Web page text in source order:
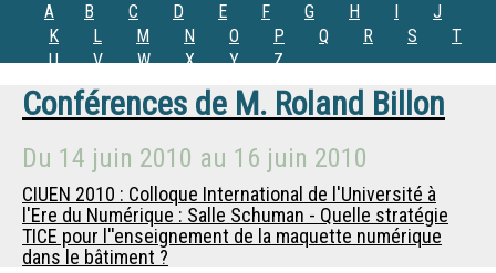
A B C D E F G H I
J
K
L M N O P Q R S
T
U
V W X Y Z
Conférences de M. Roland Billon
Du 14 juin 2010 au 16 juin 2010
CIUEN 2010 : Colloque International de l'Université à
l'Ere du Numérique : Salle Schuman - Quelle stratégie
TICE pour l''enseignement de la maquette numérique
dans le bâtiment ?